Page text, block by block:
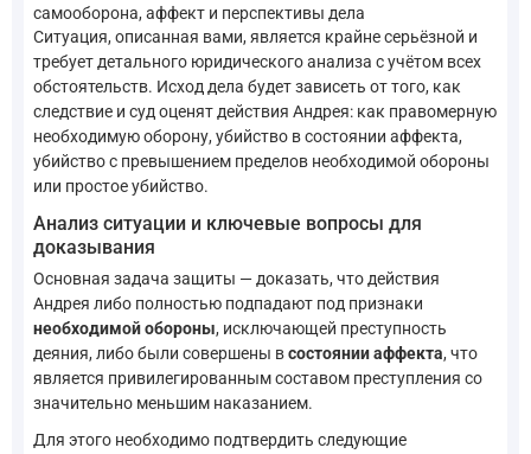
самооборона, аффект и перспективы дела
Ситуация, описанная вами, является крайне серьёзной и
требует детального юридического анализа с учётом всех
обстоятельств. Исход дела будет зависеть от того, как
следствие и суд оценят действия Андрея: как правомерную
необходимую оборону, убийство в состоянии аффекта,
убийство с превышением пределов необходимой обороны
или простое убийство.
Анализ ситуации и ключевые вопросы для
доказывания
Основная задача защиты — доказать, что действия
Андрея либо полностью подпадают под признаки
необходимой обороны, исключающей преступность
деяния, либо были совершены всостоянии аффекта, что
является привилегированным составом преступления со
значительно меньшим наказанием.
Для этого необходимо подтвердить следующие